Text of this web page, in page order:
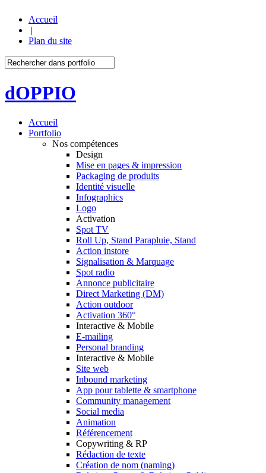
Accueil
|
Plan du site
dOPPIO
Accueil
Portfolio
Nos compétences
Design
Mise en pages & impression
Packaging de produits
Identité visuelle
Infographics
Logo
Activation
Spot TV
Roll Up, Stand Parapluie, Stand
Action instore
Signalisation & Marquage
Spot radio
Annonce publicitaire
Direct Marketing (DM)
Action outdoor
Activation 360°
Interactive & Mobile
E-mailing
Personal branding
Interactive & Mobile
Site web
Inbound marketing
App pour tablette & smartphone
Community management
Social media
Animation
Référencement
Copywriting & RP
Rédaction de texte
Création de nom (naming)